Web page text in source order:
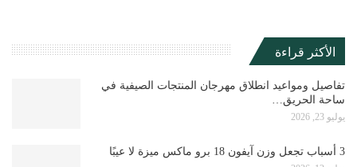
الأكثر قراءة
تفاصيل ومواعيد انطلاق مهرجان المنتجات الصيفية في
ساحة الحريق…
يوليو 23, 2026
3 أسباب تجعل وزن آيفون 18 برو ماكس ميزة لا عيبًا